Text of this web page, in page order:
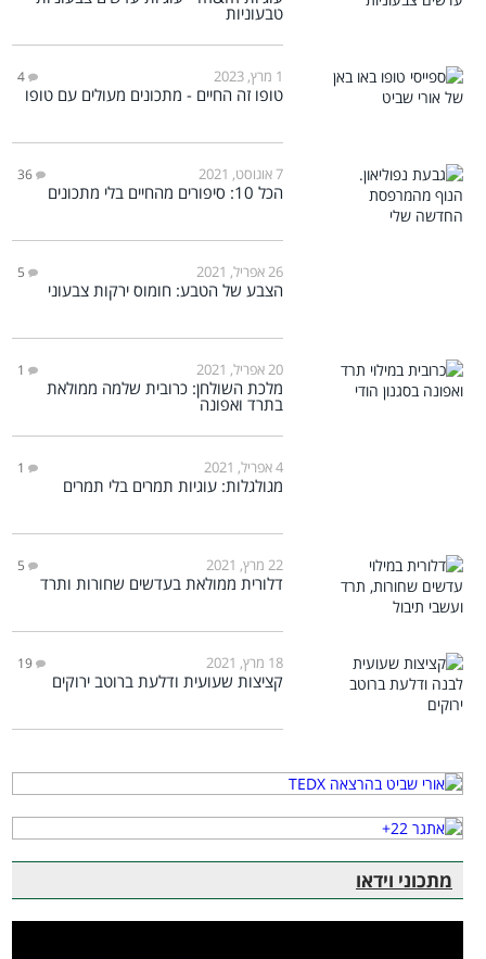
טבעוניות
1 מרץ, 2023 4
טופו זה החיים - מתכונים מעולים עם טופו
7 אוגוסט, 2021 36
הכל 10: סיפורים מהחיים בלי מתכונים
26 אפריל, 2021 5
הצבע של הטבע: חומוס ירקות צבעוני
20 אפריל, 2021 1
מלכת השולחן: כרובית שלמה ממולאת
בתרד ואפונה
4 אפריל, 2021 1
מגולגלות: עוגיות תמרים בלי תמרים
22 מרץ, 2021 5
דלורית ממולאת בעדשים שחורות ותרד
18 מרץ, 2021 19
קציצות שעועית ודלעת ברוטב ירוקים
מתכוני וידאו